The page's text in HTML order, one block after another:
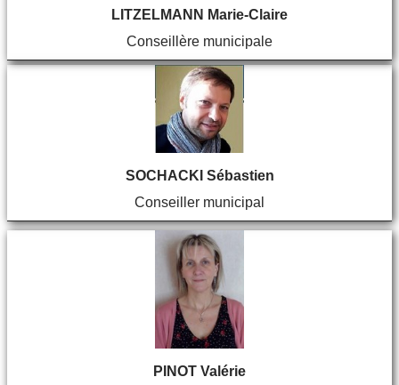
LITZELMANN Marie-Claire
Conseillère municipale
SOCHACKI Sébastien
Conseiller municipal
PINOT Valérie